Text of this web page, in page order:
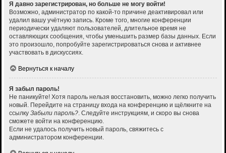
Я давно зарегистрирован, но больше не могу войти!
Возможно, администратор по какой-то причине деактивировал или
удалил вашу учётную запись. Кроме того, многие конференции
периодически удаляют пользователей, длительное время не
оставляющих сообщения, чтобы уменьшить размер базы данных. Если
это произошло, попробуйте зарегистрироваться снова и активнее
участвовать в дискуссиях.
Вернуться к началу
Я забыл пароль!
Не паникуйте! Хотя пароль нельзя восстановить, можно легко получить
новый. Перейдите на страницу входа на конференцию и щёлкните на
ссылку Забыли пароль?. Следуйте инструкциям, и скоро вы снова
сможете войти на конференцию.
Если не удалось получить новый пароль, свяжитесь с
администратором конференции.